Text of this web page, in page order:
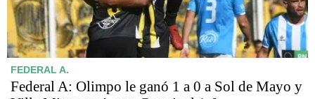
FEDERAL A.
Federal A: Olimpo le ganó 1 a 0 a Sol de Mayo y